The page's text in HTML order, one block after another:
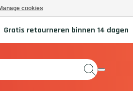
Gratis retourneren binnen 14 dagen
cookies